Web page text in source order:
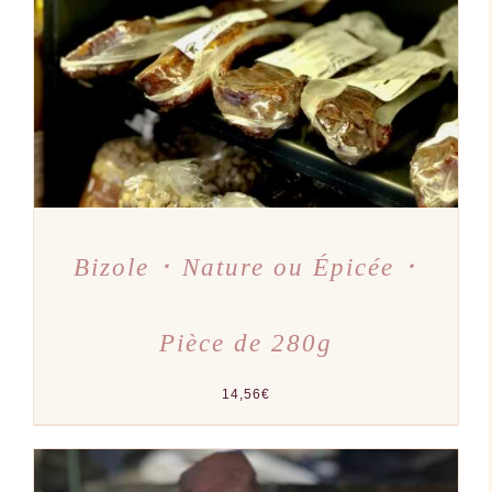
A
PLUSIEURS
VARIATIONS.
LES
OPTIONS
PEUVENT
ÊTRE
CHOISIES
SUR
LA
PAGE
DU
PRODUIT
Bizole ･ Nature ou Épicée ･
Pièce de 280g
14,56€